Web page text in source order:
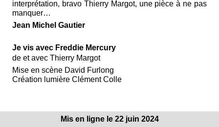
interprétation, bravo Thierry Margot, une pièce à ne pas
manquer…
Jean Michel Gautier
Je vis avec Freddie Mercury
de et avec Thierry Margot
Mise en scène David Furlong
Création lumière Clément Colle
Mis en ligne le 22 juin 2024